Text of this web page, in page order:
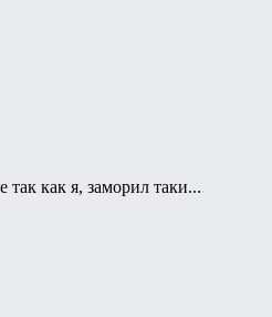
так как я, заморил таки...